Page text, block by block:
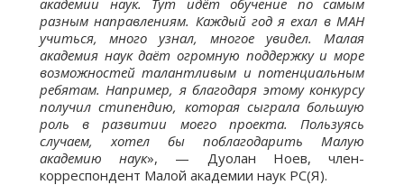
разным направлениям. Каждый год я ехал в МАН
учиться, много узнал, многое увидел. Малая
академия наук даёт огромную поддержку и море
возможностей талантливым и потенциальным
ребятам. Например, я благодаря этому конкурсу
получил стипендию, которая сыграла большую
роль в развитии моего проекта. Пользуясь
случаем, хотел бы поблагодарить Малую
академию наук», — Дуолан Ноев, член-
корреспондент Малой академии наук РС(Я).